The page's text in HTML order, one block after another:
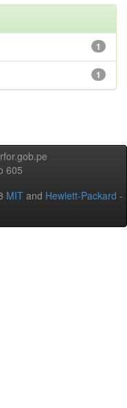
1
1
605
MIT and Hewlett-Packard -